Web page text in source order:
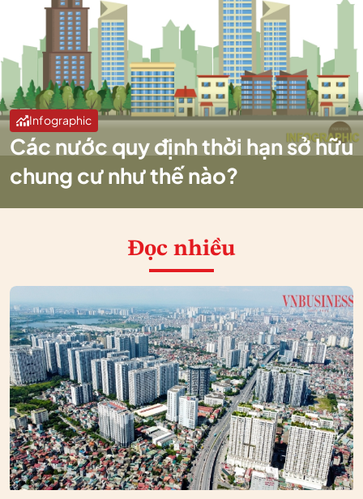
Infographic
Các nước quy định thời hạn sở hữu
chung cư như thế nào?
Đọc nhiều